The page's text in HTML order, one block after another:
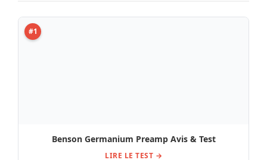
#1
Benson Germanium Preamp Avis & Test
LIRE LE TEST →